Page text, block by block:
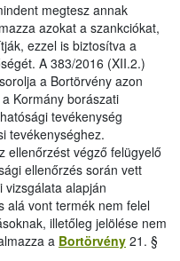
megtesz annak
azokat a szankciókat,
ezzel is biztosítva a
A 383/2016 (XII.2.)
a Bortörvény azon
Kormány borászati
tevékenység
tevékenységhez.
ellenőrzést végző felügyelő
ellenőrzés során vett
alapján
alá vont termék nem felel
illetőleg jelölése nem
a Bortörvény 21. §